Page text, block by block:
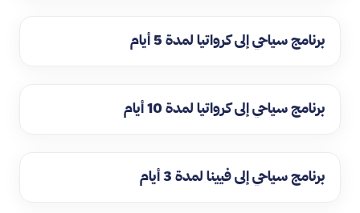
برنامج سياحي إلى كرواتيا لمدة 5 أيام
برنامج سياحي إلى كرواتيا لمدة 10 أيام
برنامج سياحي إلى فيينا لمدة 3 أيام